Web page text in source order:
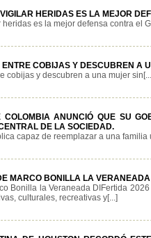
HERIDAS ES LA MEJOR
heridas es la mejor defensa contra el
ENTRE COBIJAS Y DESCUBREN A
cobijas y descubren a una mujer
COLOMBIA ANUNCIÓ QUE SU
DE LA SOCIEDAD.
capaz de reemplazar a una
MARCO BONILLA LA
Bonilla la Veraneada DIFertida
culturales, recreativas y[...]